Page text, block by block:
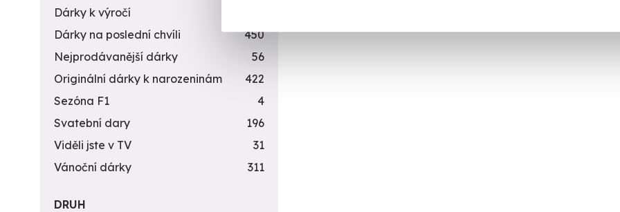
Dárky k výročí
Dárky na poslední chvíli
450
Nejprodávanější dárky
56
Originální dárky k narozeninám
422
Sezóna F1
4
Svatební dary
196
Viděli jste v TV
31
Vánoční dárky
311
DRUH